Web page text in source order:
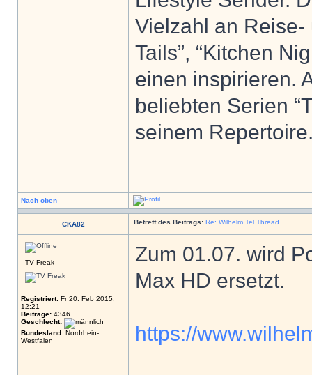
Vielzahl an Reise-
Tails”, “Kitchen
einen inspirieren.
beliebten Serien
seinem
Nach oben
CKA82 Betreff des Beitrags: Re: Wilhelm.Tel Thread
TV Freak
Registriert: Fr 20. Feb 2015,
12:21
Beiträge: 4346
Geschlecht:
Bundesland: Nordrhein-
Westfalen
Zum 01.07. wird
Max HD ersetzt.
https://